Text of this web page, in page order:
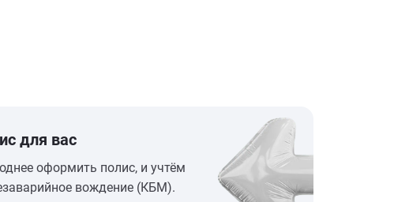
для вас
оформить полис, и учтём
вождение (КБМ).